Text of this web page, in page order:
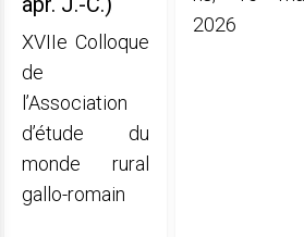
XVIIe Colloque
de
l’Association
d’étude du
monde rural
gallo-romain
2026